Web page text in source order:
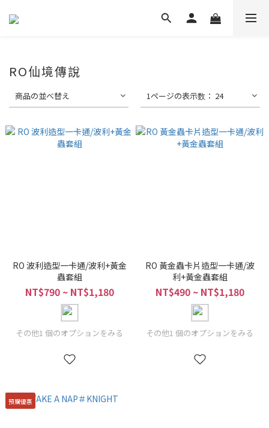
RO仙境傳說
商品の並べ替え 1ページの表示数： 24
RO 波利造型一卡通/波利+黃金
蟲套組
NT$790 ~ NT$1,180
その他1 個のオプションをみる
RO 黃金蟲卡片造型一卡通/波
利+黃金蟲套組
NT$490 ~ NT$1,180
その他1 個のオプションをみる
預購優惠